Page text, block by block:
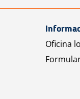
Oficina